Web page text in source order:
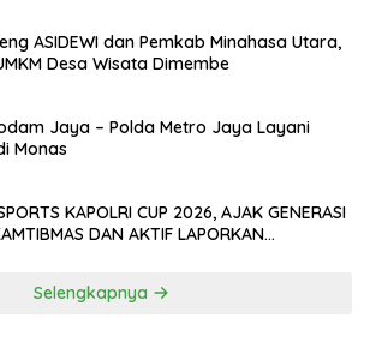
ASIDEWI dan Pemkab Minahasa Utara,
Desa Wisata Dimembe
Jaya – Polda Metro Jaya Layani
Monas
KAPOLRI CUP 2026, AJAK GENERASI
DAN AKTIF LAPORKAN
Selengkapnya